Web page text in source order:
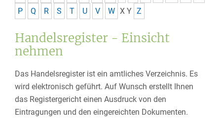
P
Q R S T U V W X Y Z
Handelsregister - Einsicht
nehmen
Das Handelsregister ist ein amtliches Verzeichnis. Es
wird elektronisch geführt. Auf Wunsch erstellt Ihnen
das Registergericht einen Ausdruck von den
Eintragungen und den eingereichten Dokumenten.